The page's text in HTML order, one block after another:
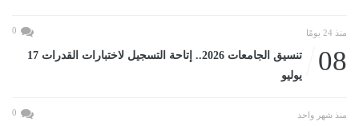
منذ 24 يومًا 0
08
تنسيق الجامعات 2026.. إتاحة التسجيل لاختبارات القدرات 17
يوليو
منذ شهر واحد 0